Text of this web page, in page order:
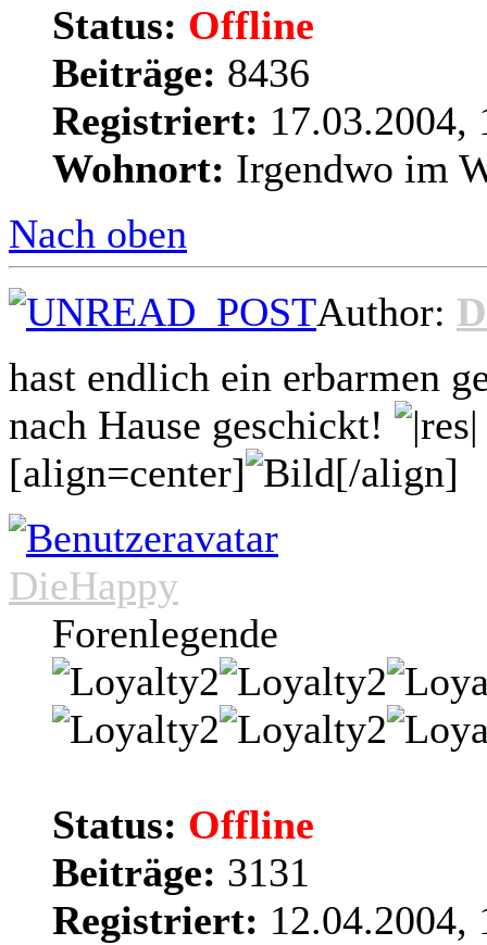
Status: Offline
Beiträge: 8436
Registriert: 17.03.2004,
Wohnort: Irgendwo im
Nach oben
Author:
hast endlich ein erbarmen
nach Hause geschickt!
[align=center]
[/align]
DieHappy
Forenlegende
Status: Offline
Beiträge: 3131
Registriert: 12.04.2004,